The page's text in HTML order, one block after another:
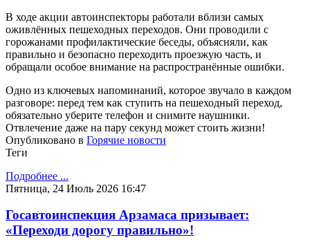
В ходе акции автоинспекторы работали вблизи самых
оживлённых пешеходных переходов. Они проводили с
горожанами профилактические беседы, объясняли, как
правильно и безопасно переходить проезжую часть, и
обращали особое внимание на распространённые ошибки.
Одно из ключевых напоминаний, которое звучало в каждом
разговоре: перед тем как ступить на пешеходный переход,
обязательно уберите телефон и снимите наушники.
Отвлечение даже на пару секунд может стоить жизни!
Опубликовано в Горячие новости
Теги
Подробнее ...
Пятница, 24 Июль 2026 16:47
Госавтоинспекция Арзамаса призывает:
«Переходи дорогу правильно»!